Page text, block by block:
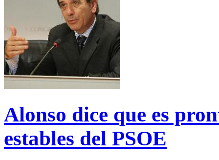
Alonso dice que es
estables del PSOE